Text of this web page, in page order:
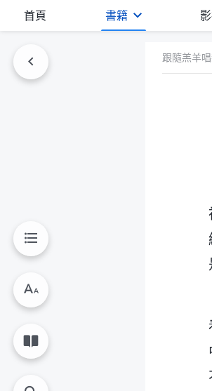
首頁 書籍
跟隨羔羊